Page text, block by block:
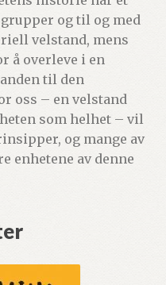
og til og med
velstand, mens
å overleve i en
til den
oss – en velstand
som helhet – vil
og mange av
enhetene av denne